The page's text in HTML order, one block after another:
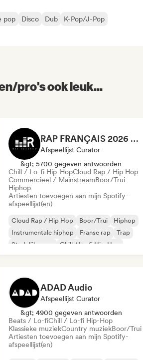
pop Disco Dub
K-Pop/J-Pop
pro's ook leuk...
RAP FRANÇAIS 2026 🔥🇫🇷 (Way Records)
Afspeellijst Curator
&gt; 5700 gegeven antwoorden
Chill / Lo-fi Hip-HopCloud Rap / Hip Hop
Commercieel / MainstreamBoor/Trui
Hiphop
Artiesten toevoegen aan mijn Spotify-
afspeellijst(en)
Cloud Rap / Hip Hop Boor/Trui
Hiphop
Instrumentale hiphop
Franse rap
Trap
Stedelijke pop
Chill / Lo-fi Hip-Hop
ADAD Audio
Afspeellijst Curator
&gt; 4900 gegeven antwoorden
Beats / Lo-fiChill / Lo-fi Hip-Hop
Klassieke muziekCountry muziekBoor/Trui
Artiesten toevoegen aan mijn Spotify-
afspeellijst(en)